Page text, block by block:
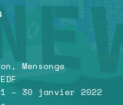
Mensonge
– 30 janvier 2022